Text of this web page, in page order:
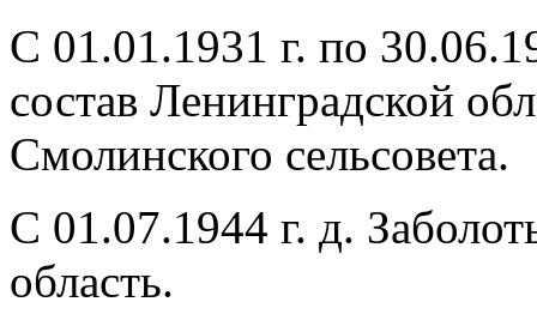
С 01.01.1931 г. по
состав Ленинградской
Смолинского сельсовета.
С 01.07.1944 г. д.
область.